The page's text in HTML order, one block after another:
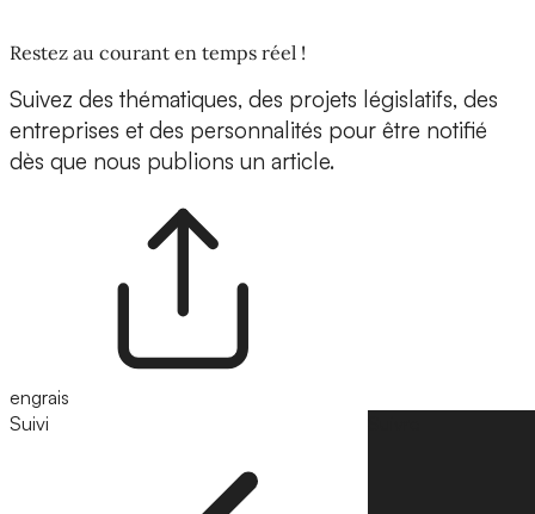
Restez au courant en temps réel !
Suivez des thématiques, des projets législatifs, des
entreprises et des personnalités pour être notifié
dès que nous publions un article.
engrais
Suivi